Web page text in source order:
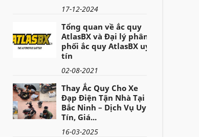
17-12-2024
Tổng quan về ắc quy
AtlasBX và Đại lý phân
phối ắc quy AtlasBX uy
tín
02-08-2021
Thay Ắc Quy Cho Xe
Đạp Điện Tận Nhà Tại
Bắc Ninh – Dịch Vụ Uy
Tín, Giá...
16-03-2025